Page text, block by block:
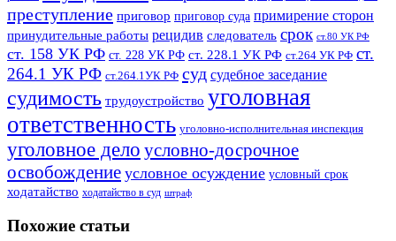
преступление приговор приговор суда примирение сторон
принудительные работы рецидив следователь срок ст.80 УК РФ
ст. 158 УК РФ ст. 228 УК РФ ст. 228.1 УК РФ ст.264 УК РФ ст.
264.1 УК РФ ст.264.1УК РФ суд судебное заседание
судимость трудоустройство уголовная
ответственность уголовно-исполнительная инспекция
уголовное дело условно-досрочное
освобождение условное осуждение условный срок
ходатайство ходатайство в суд штраф
Похожие статьи